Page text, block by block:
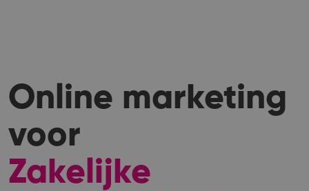
Online marketing
voor
Zakelijke